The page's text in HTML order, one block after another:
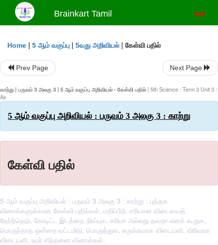
Brainkart Tamil
Home | 5 ஆம் வகுப்பு | 5வது அறிவியல் | கேள்வி பதில்
Prev Page Next Page
காற்று | பருவம் 3 அலகு 3 | 5 ஆம் வகுப்பு அறிவியல் - கேள்வி பதில் | 5th Science : Term 3 Unit 3 :
Air
5 ஆம் வகுப்பு அறிவியல் : பருவம் 3 அலகு 3 : காற்று
கேள்வி பதில்
5 ஆம் வகுப்பு அறிவியல் : பருவம் 3 அலகு 3 : காற்று : புத்தக
வினாக்களுக்கான கேள்வி பதில்கள், மதிப்பீடு, சரியான விடையைத்
தேர்ந்தெடு, கோடிட்ட இடத்தை நிரப்புக, சரியா அல்லது தவறா எனக் கூறுக,
பொருந்தாத ஒன்றை வட்டமிடு, பொருத்துக, சுருக்கமாக விடையளி, விரிவாக
விடையளி, உயர் சிந்தனை வினாக்கள்.